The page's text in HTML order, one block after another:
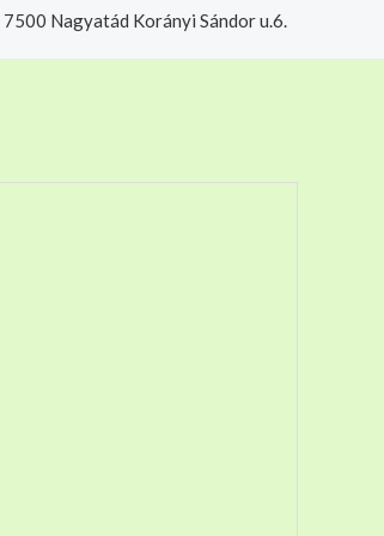
7500 Nagyatád Korányi Sándor u.6.